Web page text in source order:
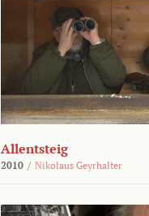
Allentsteig
2010 / Nikolaus Geyrhalter